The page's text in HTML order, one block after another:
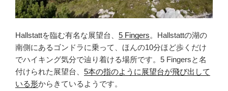
Hallstattを臨む有名な展望台、 5 Fingers。Hallstattの湖の
南側にあるゴンドラに乗って、ほんの10分ほど歩くだけ
でハイキング気分で辿り着ける場所です。5 Fingersと名
付けられた展望台、 5本の指のように展望台が飛び出して
いる形からきているようです。